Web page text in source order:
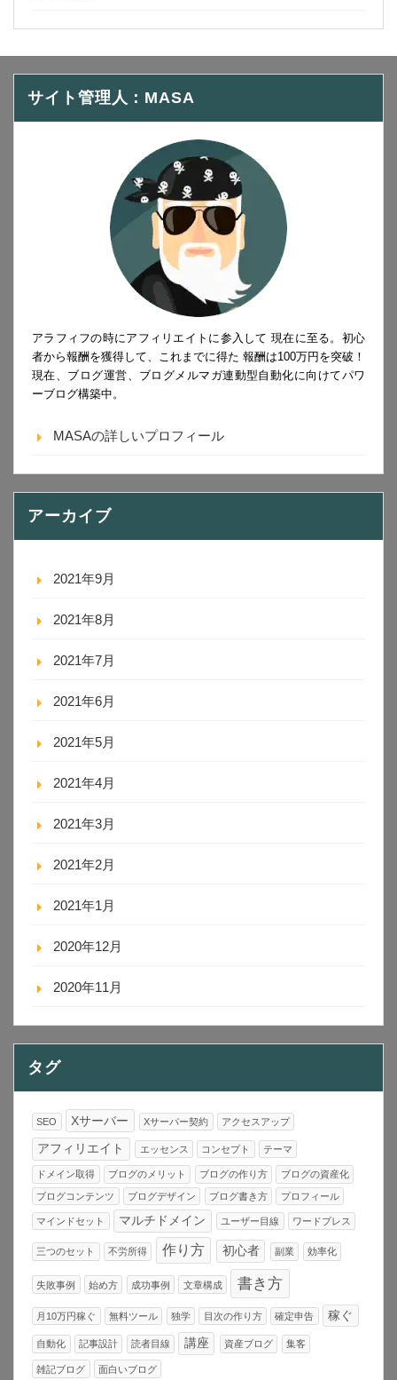
サイト管理人：MASA
アラフィフの時にアフィリエイトに参入して 現在に至る。初心
者から報酬を獲得して、これまでに得た 報酬は100万円を突破！
現在、ブログ運営、ブログメルマガ連動型自動化に向けてパワ
ーブログ構築中。
MASAの詳しいプロフィール
アーカイブ
2021年9月
2021年8月
2021年7月
2021年6月
2021年5月
2021年4月
2021年3月
2021年2月
2021年1月
2020年12月
2020年11月
タグ
SEO Xサーバー Xサーバー契約 アクセスアップ
アフィリエイト エッセンス コンセプト テーマ
ドメイン取得 ブログのメリット ブログの作り方 ブログの資産化
ブログコンテンツ ブログデザイン ブログ書き方 プロフィール
マインドセット マルチドメイン ユーザー目線 ワードプレス
三つのセット 不労所得 作り方 初心者 副業 効率化
失敗事例 始め方 成功事例 文章構成 書き方
月10万円稼ぐ 無料ツール 独学 目次の作り方 確定申告 稼ぐ
自動化 記事設計 読者目線 講座 資産ブログ 集客
雑記ブログ 面白いブログ